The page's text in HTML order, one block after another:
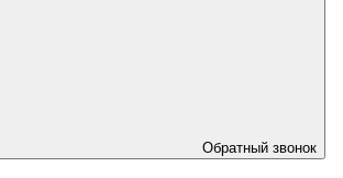
Обратный звонок